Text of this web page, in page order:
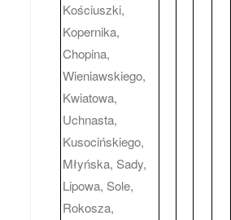
Kościuszki,
Kopernika,
Chopina,
Wieniawskiego,
Kwiatowa,
Uchnasta,
Kusocińskiego,
Młyńska, Sady,
Lipowa, Sole,
Rokosza,